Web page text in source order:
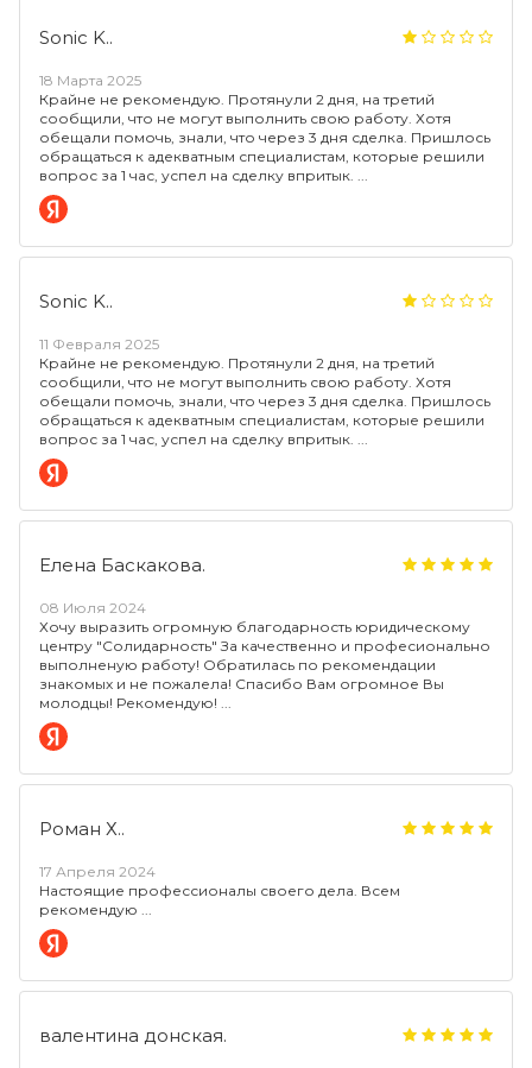
Sonic K..
18 Марта 2025
Крайне не рекомендую. Протянули 2 дня, на третий
сообщили, что не могут выполнить свою работу. Хотя
обещали помочь, знали, что через 3 дня сделка. Пришлось
обращаться к адекватным специалистам, которые решили
вопрос за 1 час, успел на сделку впритык.
Sonic K..
11 Февраля 2025
Крайне не рекомендую. Протянули 2 дня, на третий
сообщили, что не могут выполнить свою работу. Хотя
обещали помочь, знали, что через 3 дня сделка. Пришлось
обращаться к адекватным специалистам, которые решили
вопрос за 1 час, успел на сделку впритык.
Елена Баскакова.
08 Июля 2024
Хочу выразить огромную благодарность юридическому
центру "Солидарность" За качественно и професионально
выполненую работу! Обратилась по рекомендации
знакомых и не пожалела! Спасибо Вам огромное Вы
молодцы! Рекомендую!
Роман Х..
17 Апреля 2024
Настоящие профессионалы своего дела. Всем
рекомендую
валентина донская.